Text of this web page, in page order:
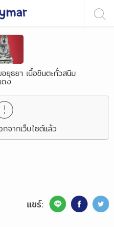
ธยา เนื้อชินตะกั่วสนิม
ดง
จากเว็บไซต์แล้ว
แชร์: